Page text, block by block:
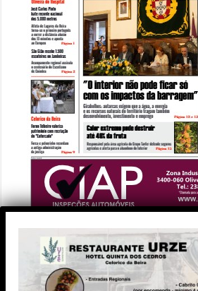
PUBLICIDADE